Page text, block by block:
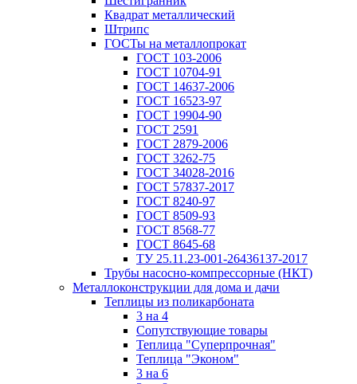
Квадрат металлический
Штрипс
ГОСТы на металлопрокат
ГОСТ 103-2006
ГОСТ 10704-91
ГОСТ 14637-2006
ГОСТ 16523-97
ГОСТ 19904-90
ГОСТ 2591
ГОСТ 2879-2006
ГОСТ 3262-75
ГОСТ 34028-2016
ГОСТ 57837-2017
ГОСТ 8240-97
ГОСТ 8509-93
ГОСТ 8568-77
ГОСТ 8645-68
ТУ 25.11.23-001-26436137-2017
Трубы насосно-компрессорные (НКТ)
Металлоконструкции для дома и дачи
Теплицы из поликарбоната
3 на 4
Сопутствующие товары
Теплица "Суперпрочная"
Теплица "Эконом"
3 на 6